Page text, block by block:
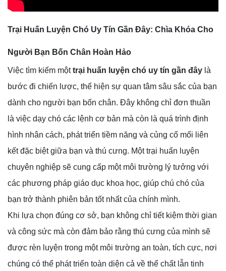
Trại Huấn Luyện Chó Uy Tín Gần Đây: Chìa Khóa Cho
Người Bạn Bốn Chân Hoàn Hảo
Việc tìm kiếm mộttrại huấn luyện chó uy tín gần đây là
bước đi chiến lược, thể hiện sự quan tâm sâu sắc của bạn
dành cho người bạn bốn chân. Đây không chỉ đơn thuần
là việc dạy chó các lệnh cơ bản mà còn là quá trình định
hình nhân cách, phát triển tiềm năng và củng cố mối liên
kết đặc biệt giữa bạn và thú cưng. Một trại huấn luyện
chuyên nghiệp sẽ cung cấp một môi trường lý tưởng với
các phương pháp giáo dục khoa học, giúp chú chó của
bạn trở thành phiên bản tốt nhất của chính mình.
Khi lựa chọn đúng cơ sở, bạn không chỉ tiết kiệm thời gian
và công sức mà còn đảm bảo rằng thú cưng của mình sẽ
được rèn luyện trong một môi trường an toàn, tích cực, nơi
chúng có thể phát triển toàn diện cả về thể chất lẫn tinh